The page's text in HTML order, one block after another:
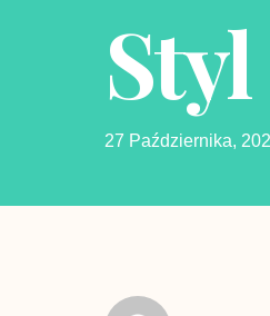
27 Października,